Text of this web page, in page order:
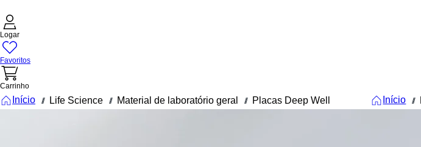
Logar
Favoritos
Carrinho
Início /// Life Science /// Material de laboratório geral /// Placas Deep Well Início ///